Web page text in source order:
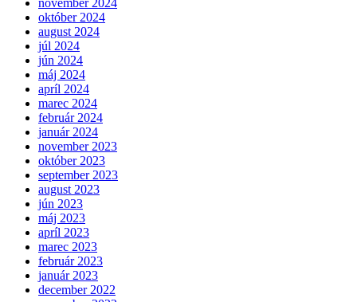
november 2024
október 2024
august 2024
júl 2024
jún 2024
máj 2024
apríl 2024
marec 2024
február 2024
január 2024
november 2023
október 2023
september 2023
august 2023
jún 2023
máj 2023
apríl 2023
marec 2023
február 2023
január 2023
december 2022